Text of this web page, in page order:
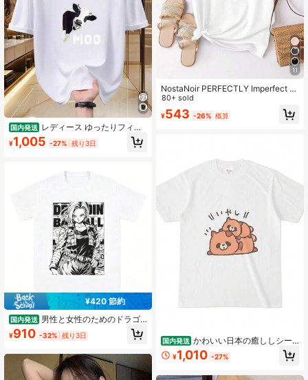
国内発送 レディース ゆったりフィッ
ト カジュアルTシャツ,メンズ アパレ
ル「かわいい牛 楽しいMOO!カジュ
シャツ,ミニマルベースシャツ,一年中
着用可能なデイリーシャツ,通気性の
ウンドネック,柔らかいらかな筋肉の
タッチりのTシャツ,女性への贈呈り
¥1,005 -27% 残り3日
¥420 節約
国内発送 男性と女性のためのドラゴ
ンボールZTシャツ,綿100%,ラウンド
ネック,半袖,ラージサイズ,Android 1
¥910 -32% 残り3日
11
NostaNoir PERFECTLY Imperfect 白
夏カジュアル レディースTシャツ
80+ sold
¥543 -26% 概算
国内発送 かわいい日本の癒ししシー
リー タヌキ アライグマ犬 ホワイト
コットンTシャツ
¥1,010 -27%